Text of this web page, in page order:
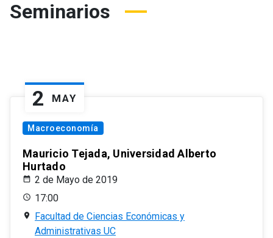
Seminarios
2 MAY
Macroeconomía
Mauricio Tejada, Universidad Alberto
Hurtado
2 de Mayo de 2019
17:00
Facultad de Ciencias Económicas y
Administrativas UC